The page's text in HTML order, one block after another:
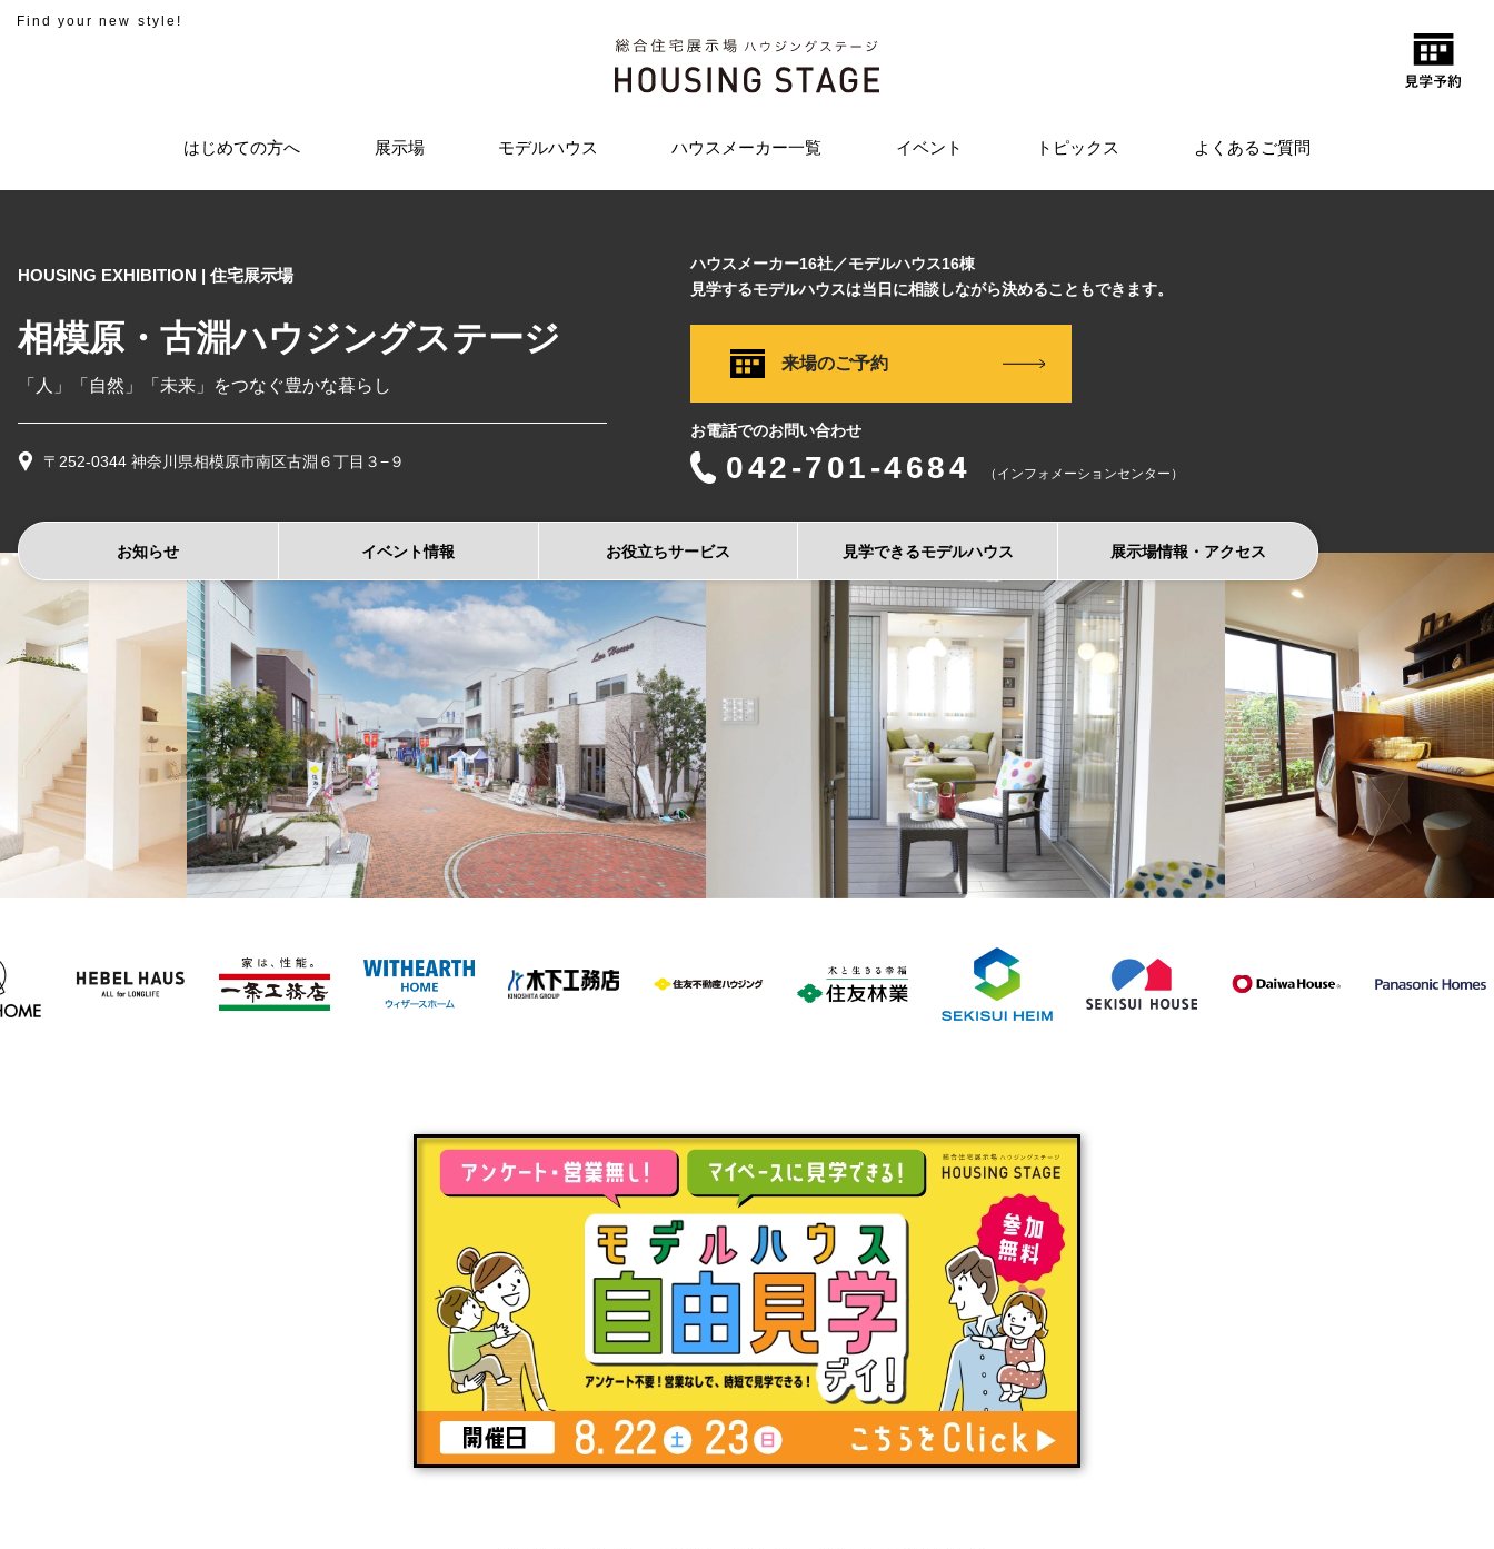
Find your new style!
はじめての方へ 展示場 モデルハウス ハウスメーカー一覧 イベント トピックス よくあるご質問
HOUSING EXHIBITION | 住宅展示場
相模原・古淵ハウジングステージ
「人」「自然」「未来」をつなぐ豊かな暮らし
〒252-0344 神奈川県相模原市南区古淵６丁目３−９
ハウスメーカー16社／モデルハウス16棟
見学するモデルハウスは当日に相談しながら決めることもできます。
来場のご予約
お電話でのお問い合わせ
042-701-4684 （インフォメーションセンター）
お知らせ イベント情報 お役立ちサービス 見学できるモデルハウス 展示場情報 ・ アクセス